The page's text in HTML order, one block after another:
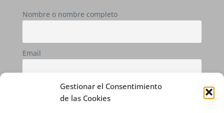
Gestionar el Consentimiento
de las Cookies
Nombre o nombre completo
Email
Si continúas, aceptas la política de privacidad